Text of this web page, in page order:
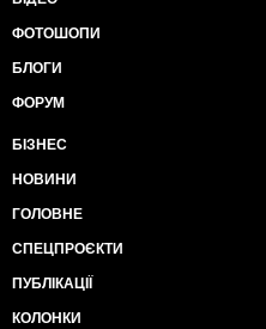
ФОТОШОПИ
БЛОГИ
ФОРУМ
БІЗНЕС
НОВИНИ
ГОЛОВНЕ
СПЕЦПРОЄКТИ
ПУБЛІКАЦІЇ
КОЛОНКИ